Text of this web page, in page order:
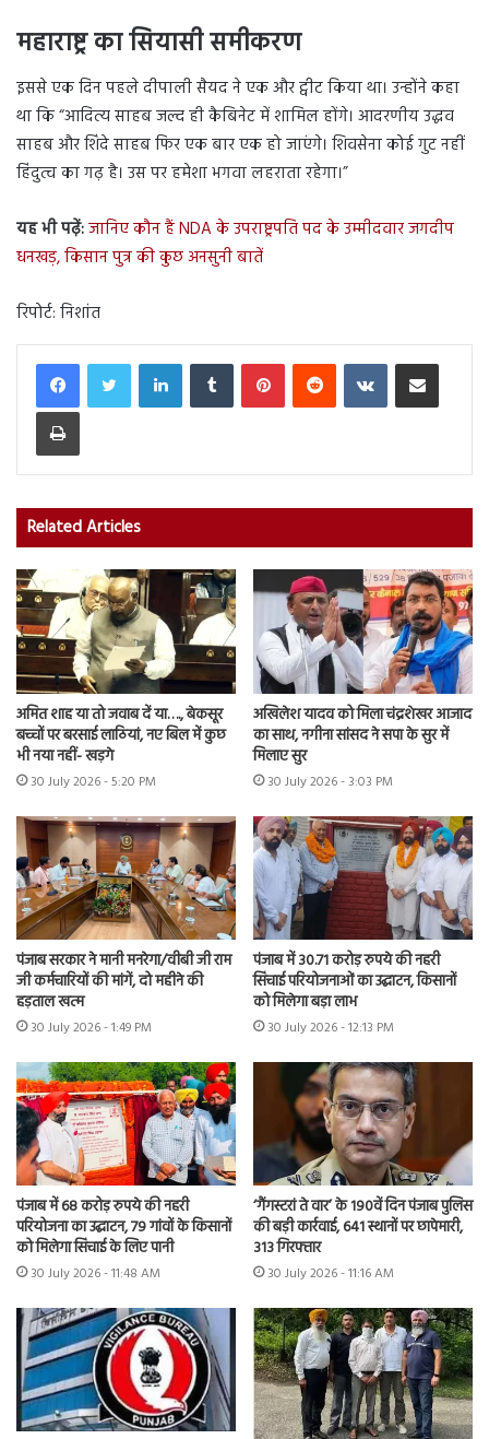
महाराष्ट्र का सियासी समीकरण
इससे एक दिन पहले दीपाली सैयद ने एक और ट्वीट किया था। उन्होंने कहा
था कि “आदित्य साहब जल्द ही कैबिनेट में शामिल होंगे। आदरणीय उद्धव
साहब और शिंदे साहब फिर एक बार एक हो जाएंगे। शिवसेना कोई गुट नहीं
हिंदुत्व का गढ़ है। उस पर हमेशा भगवा लहराता रहेगा।”
यह भी पढ़ें:जानिए कौन हैं NDA के उपराष्ट्रपति पद के उम्मीदवार जगदीप
धनखड़, किसान पुत्र की कुछ अनसुनी बातें
रिपोर्ट: निशांत
LinkedInTumblr PinterestReddit VKontakteShare via Email
Print
Related Articles
अमित शाह या तो जवाब दें या…., बेकसूर
बच्चों पर बरसाई लाठियां, नए बिल में कुछ
भी नया नहीं- खड़गे
30 July 2026 - 5:20 PM
अखिलेश यादव को मिला चंद्रशेखर आजाद
का साथ, नगीना सांसद ने सपा के सुर में
मिलाए सुर
30 July 2026 - 3:03 PM
पंजाब सरकार ने मानी मनरेगा/वीबी जी राम
जी कर्मचारियों की मांगें, दो महीने की
हड़ताल खत्म
30 July 2026 - 1:49 PM
पंजाब में 30.71 करोड़ रुपये की नहरी
सिंचाई परियोजनाओं का उद्घाटन, किसानों
को मिलेगा बड़ा लाभ
30 July 2026 - 12:13 PM
पंजाब में 68 करोड़ रुपये की नहरी
परियोजना का उद्घाटन, 79 गांवों के किसानों
को मिलेगा सिंचाई के लिए पानी
30 July 2026 - 11:48 AM
‘गैंगस्टरां ते वार’ के 190वें दिन पंजाब पुलिस
की बड़ी कार्रवाई, 641 स्थानों पर छापेमारी,
313 गिरफ्तार
30 July 2026 - 11:16 AM